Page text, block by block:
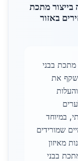
מתכת
באזור
בבני
זה משקף את
במיוחד
שמורידים
מאיזון
בבני